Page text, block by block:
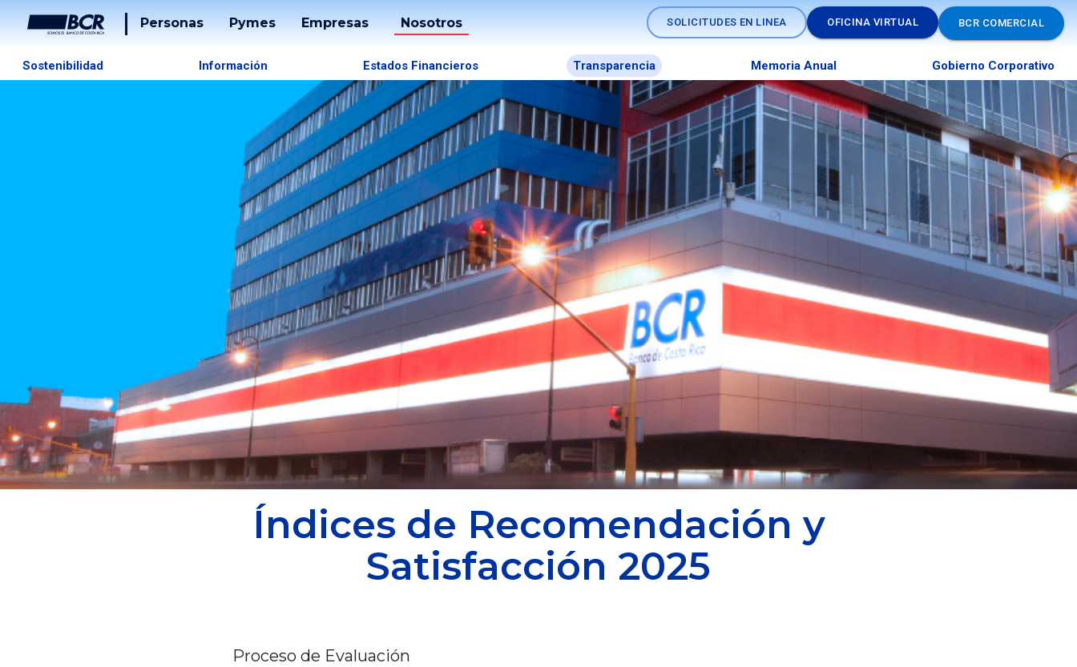
Personas
Tarjetas
Préstamos
Puntos
Tucán
Servicios
Inversiones
Beneficios
Pymes
Préstamos
Banca
Desarrollo
Soluciones
De
Pago
Tucán
Empresas
Soluciones
Nómina
Fideicomisos
Comercio
Exterior
Tesorerías
Empresariales
Canales
SINPE
Móvil
Inversiones
Nosotros
Sostenibilidad Información Estados Financieros Transparencia Memoria Anual Gobierno Corporativo
SOLICITUDES EN LINEA OFICINA VIRTUAL BCR COMERCIAL
Índices de Recomendación y
Satisfacción 2025
Proceso de Evaluación